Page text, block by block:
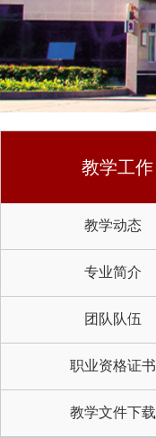
教学工作
教学动态
专业简介
团队队伍
职业资格证书
教学文件下载